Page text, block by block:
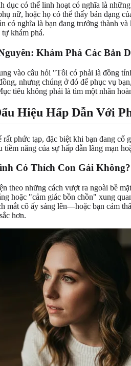
dục có thể linh hoạt có nghĩa là
nữ, hoặc họ có thể thấy bản dạng
có nghĩa là bạn đang trưởng thành
khám phá.
Khám Phá Các Bản
vào câu hỏi "Tôi có phải là đồng
nhưng chúng ở đó để phục vụ
tiêu không phải là tìm một nhãn
Hiệu Hấp Dẫn Với
rất phức tạp, đặc biệt khi bạn đang
tiềm năng của sự hấp dẫn lãng mạn
Có Thích Con Gái
theo những cách vượt ra ngoài bề
hoặc "cảm giác bồn chồn" xung
mắt cô ấy sáng lên—hoặc bạn cảm
hơn.